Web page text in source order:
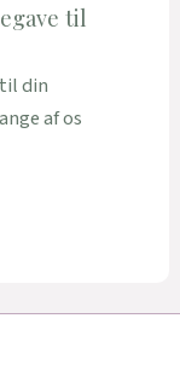
til
din
af os